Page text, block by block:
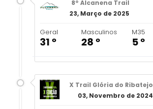
8º Alcanena Trail
23, Março de 2025
Geral
31 º
Masculinos
28 º
M35
5 º
X Trail Glória do Ribatejo
03, Novembro de 2024